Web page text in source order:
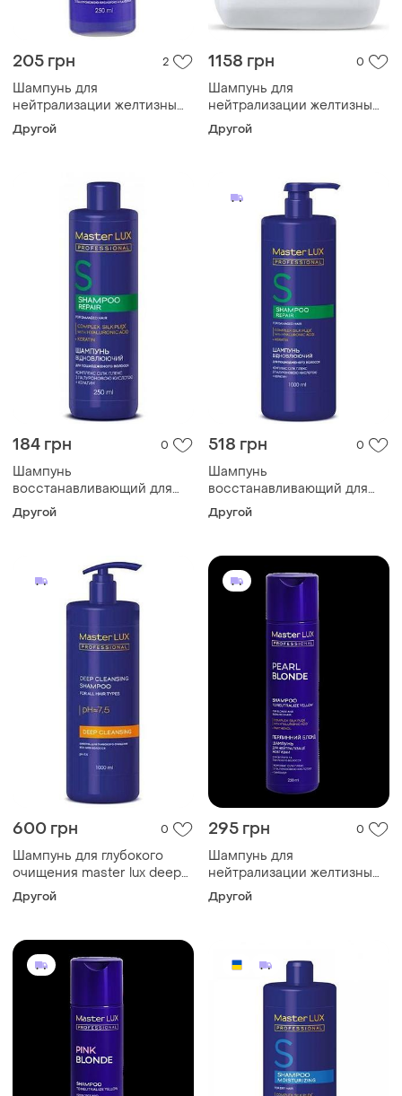
205 грн 2
Шампунь для
нейтрализации желтизны
master lux anti-yellow 250
мл
Другой
1158 грн 0
Шампунь для
нейтрализации желтизны
master lux anti-yellow 3000
мл
Другой
184 грн 0
Шампунь
восстанавливающий для
поврежденных волос repair
master lux 250 мл
Другой
518 грн 0
Шампунь
восстанавливающий для
поврежденных волос repair
master lux 1000 мл
Другой
600 грн 0
Шампунь для глубокого
очищения master lux deep
cleansing 1000 мл с
дозатором
Другой
295 грн 0
Шампунь для
нейтрализации желтизны
волос pearl blonde master
lux (250 мл)
Другой